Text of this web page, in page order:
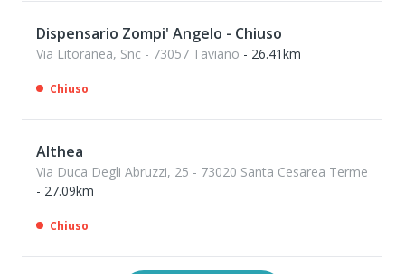
Dispensario Zompi' Angelo - Chiuso
Via Litoranea, Snc - 73057 Taviano - 26.41km
Chiuso
Althea
Via Duca Degli Abruzzi, 25 - 73020 Santa Cesarea Terme
- 27.09km
Chiuso